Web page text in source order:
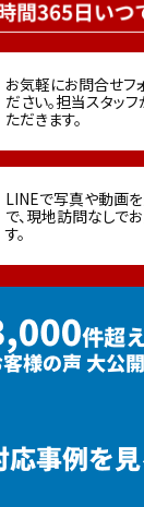
お気軽にお問合せフ
ださい。担当スタッ
ただきます。
LINEで写真や動画を
で、現地訪問なしで
す。